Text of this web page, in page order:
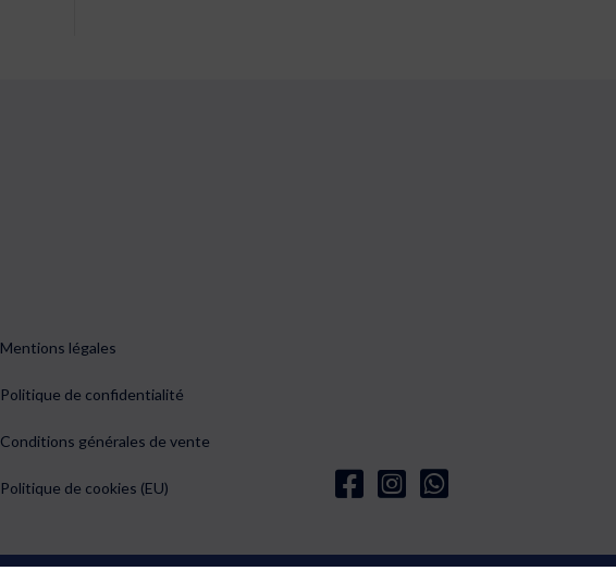
Mentions légales
Politique de confidentialité
Conditions générales de vente
Politique de cookies (EU)